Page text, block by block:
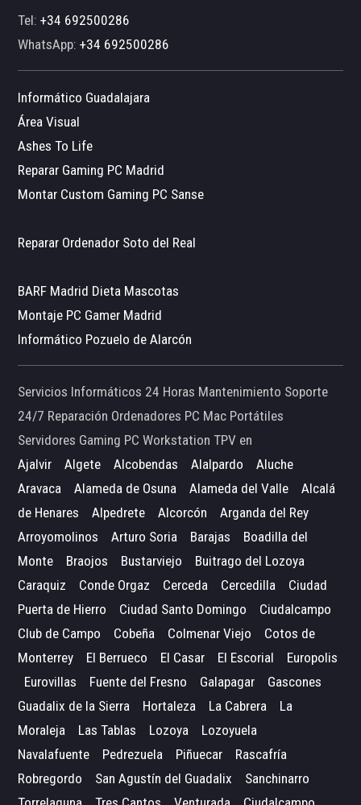
Tel:+34 692500286
WhatsApp:+34 692500286
Informático Guadalajara
Área Visual
Ashes To Life
Reparar Gaming PC Madrid
Montar Custom Gaming PC Sanse
Reparar Ordenador Soto del Real
BARF Madrid Dieta Mascotas
Montaje PC Gamer Madrid
Informático Pozuelo de Alarcón
Servicios Informáticos 24 Horas Mantenimiento Soporte
24/7 Reparación Ordenadores PC Mac Portátiles
Servidores Gaming PC Workstation TPV en
Ajalvir
Algete Alcobendas Alalpardo
Aluche
Aravaca
Alameda de Osuna Alameda del Valle
Alcalá
de Henares
Alpedrete Alcorcón
Arganda del Rey
Arroyomolinos
Arturo Soria Barajas
Boadilla del
Monte
Braojos Bustarviejo
Buitrago del Lozoya
Caraquiz
Conde Orgaz Cerceda Cercedilla
Ciudad
Puerta de Hierro
Ciudad Santo Domingo
Ciudalcampo
Club de Campo
Cobeña Colmenar Viejo
Cotos de
Monterrey
El Berrueco El Casar El Escorial
Europolis
Eurovillas
Fuente del Fresno Galapagar
Gascones
Guadalix de la Sierra
Hortaleza La Cabrera
La
Moraleja
Las Tablas Lozoya
Lozoyuela
Navalafuente
Pedrezuela Piñuecar
Rascafría
Robregordo
San Agustín del Guadalix
Sanchinarro